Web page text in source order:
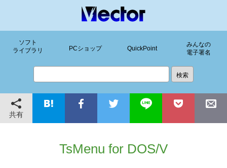
ソフト
ライブラリ
PCショップ QuickPoint
みんなの
電子署名
共有
TsMenu for DOS/V